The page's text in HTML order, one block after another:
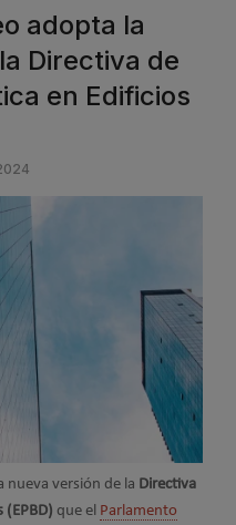
adopta la
Directiva de
en Edificios
nueva versión de la Directiva
(EPBD) que el Parlamento